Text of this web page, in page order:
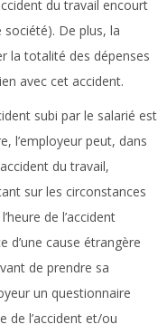
du travail encourt
De plus, la
la totalité des dépenses
avec cet accident.
subi par le salarié est
l’employeur peut, dans
du travail,
sur les circonstances
de l’accident
d’une cause étrangère
de prendre sa
un questionnaire
de l’accident et/ou